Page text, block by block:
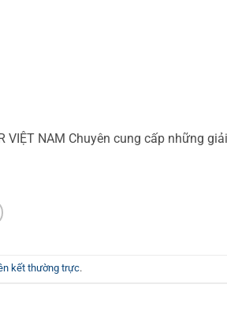
NAM Chuyên cung cấp những
kết thường trực.